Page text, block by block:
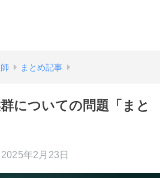
まとめ記事
群についての問題「まと
2025年2月23日